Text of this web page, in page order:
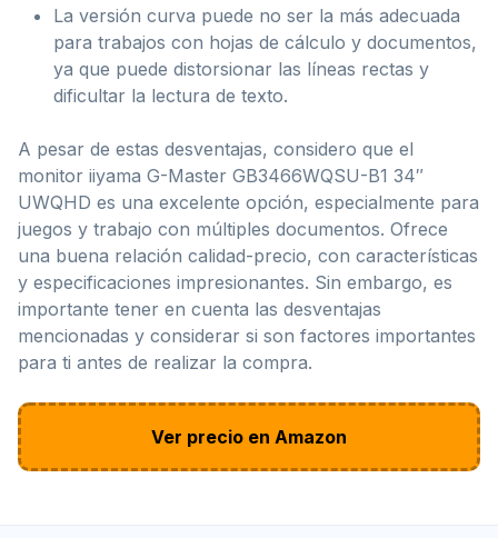
La versión curva puede no ser la más adecuada
para trabajos con hojas de cálculo y documentos,
ya que puede distorsionar las líneas rectas y
dificultar la lectura de texto.
A pesar de estas desventajas, considero que el
monitor iiyama G-Master GB3466WQSU-B1 34″
UWQHD es una excelente opción, especialmente para
juegos y trabajo con múltiples documentos. Ofrece
una buena relación calidad-precio, con características
y especificaciones impresionantes. Sin embargo, es
importante tener en cuenta las desventajas
mencionadas y considerar si son factores importantes
para ti antes de realizar la compra.
Ver precio en Amazon